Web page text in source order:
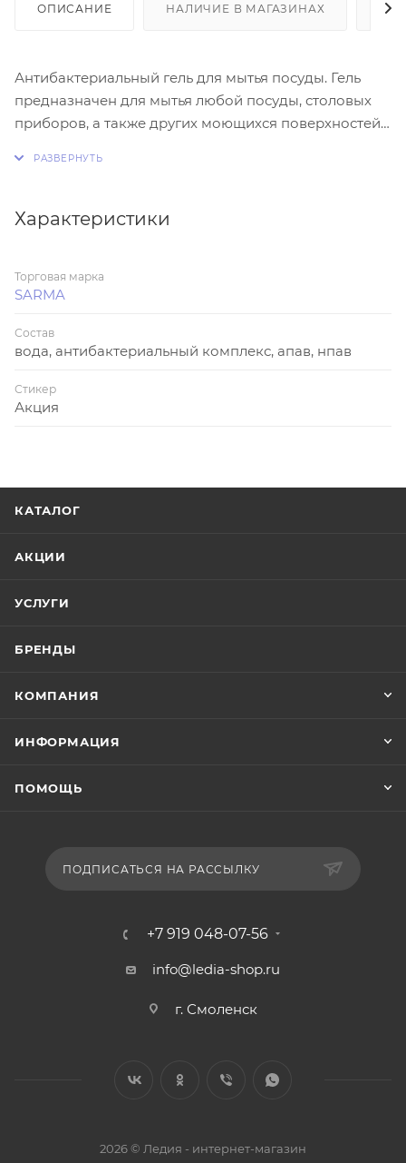
ОПИСАНИЕ НАЛИЧИЕ В МАГАЗИНАХ
Антибактериальный гель для мытья посуды. Гель
предназначен для мытья любой посуды, столовых
приборов, а также других моющихся поверхностей.
неприятные запахи. Создает обильную густую пену,
Характеристики
Торговая марка
SARMA
Состав
вода, антибактериальный комплекс, апав, нпав
Стикер
Акция
КАТАЛОГ
АКЦИИ
УСЛУГИ
БРЕНДЫ
КОМПАНИЯ
ИНФОРМАЦИЯ
ПОМОЩЬ
ПОДПИСАТЬСЯ НА РАССЫЛКУ
+7 919 048-07-56
info@ledia-shop.ru
г. Смоленск
2026 © Ледия - интернет-магазин